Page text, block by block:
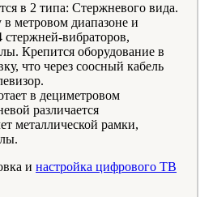
в 2 типа: Стержневого вида.
в метровом диапазоне и
стержней-вибраторов,
Крепится оборудование в
что через соосный кабель
в дециметровом
различается
металлической рамки,
и настройка цифрового ТВ